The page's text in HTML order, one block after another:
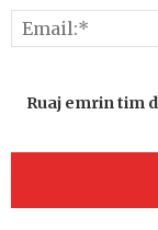
Ruaj emrin tim